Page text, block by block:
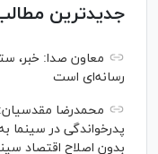
جدیدترین
معاون صدا: خبر،
رسانه‌ای است
محمدرضا مقدسیان:
پدرخواندگی در سینما
بدون اصلاح اقتصاد